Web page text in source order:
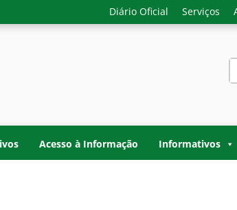
Diário Oficial Serviços
DO ACRE
Acesso à Informação Informativos